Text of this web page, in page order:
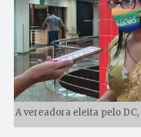
A vereadora eleita pelo